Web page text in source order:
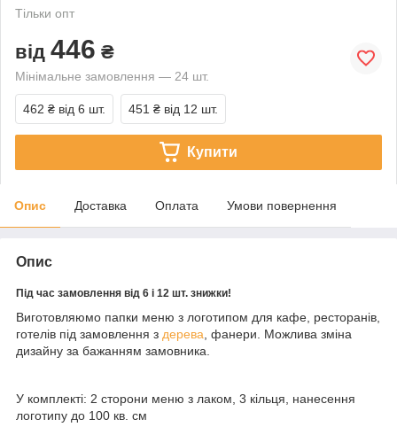
Тільки опт
від 446 ₴
Мінімальне замовлення — 24 шт.
462 ₴ від 6 шт. 451 ₴ від 12 шт.
Купити
Опис Доставка Оплата Умови повернення
Опис
Під час замовлення від 6 і 12 шт. знижки!
Виготовляюмо папки меню з логотипом для кафе, ресторанів,
готелів під замовлення з дерева , фанери. Можлива зміна
дизайну за бажанням замовника.
У комплекті: 2 сторони меню з лаком, 3 кільця, нанесення
логотипу до 100 кв. см